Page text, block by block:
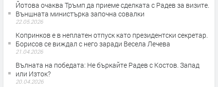
Йотова очаква Тръмп да приеме сделката с Радев за визите.
Външната министърка започна совалки
22.05.2026
Копринков е в неплатен отпуск като президентски секретар.
Борисов се виждал с него заради Весела Лечева
21.04.2026
Вълната на победата: Не бъркайте Радев с Костов. Запад
или Изток?
20.04.2026